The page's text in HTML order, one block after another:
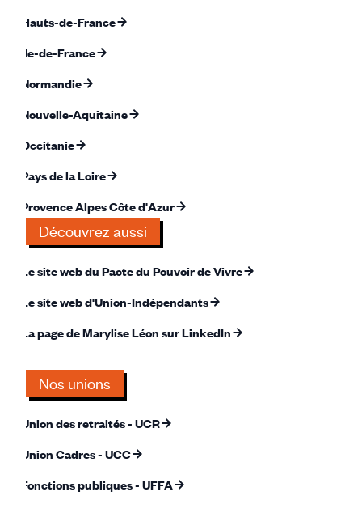
Hauts-de-France
Île-de-France
Normandie
Nouvelle-Aquitaine
Occitanie
Pays de la Loire
Provence Alpes Côte d'Azur
Découvrez aussi
Le site web du Pacte du Pouvoir de Vivre
Le site web d'Union-Indépendants
La page de Marylise Léon sur LinkedIn
Nos unions
Union des retraités - UCR
Union Cadres - UCC
Fonctions publiques - UFFA